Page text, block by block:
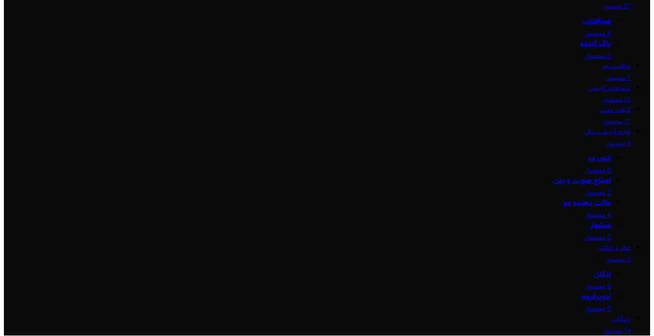
27 محصول
ضدآفتاب
4 محصول
پاک کننده
3 محصول
مراقبت مو
1 محصول
ترندهای آرایشی
21 محصول
گیفت ست
11 محصول
لوازم آرایشی برقی
8 محصول
اتوی مو
0 محصول
اصلاح صورت و بدن
3 محصول
حالت دهنده مو
4 محصول
سشوار
0 محصول
عطر و ادکلن
0 محصول
ادکلن
0 محصول
ادوپرفیوم
0 محصول
بایگانی
14 محصول